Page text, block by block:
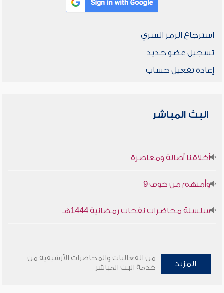
استرجاع الرمز السري
تسجيل عضو جديد
إعادة تفعيل حساب
البث المباشر
أخلاقنا أصالة ومعاصرة
وأمنهم من خوف 9
سلسلة محاضرات نفحات رمضانية 1444هـ
المزيد
من الفعاليات والمحاضرات الأرشيفية من
خدمة البث المباشر